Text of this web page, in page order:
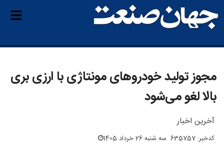
مجوز تولید خودروهای مونتاژی‌ با ارزی بری
بالا لغو می‌شود
آخرین اخبار
کدخبر: 635757 سه شنبه 26 خرداد 1405